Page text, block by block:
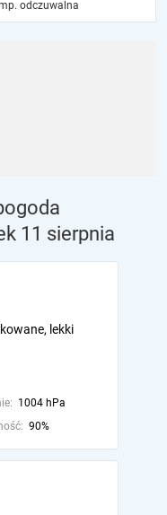
odczuwalna
11 sierpnia
lekki
1004 hPa
90%